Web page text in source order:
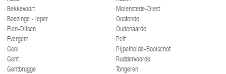
›Bekkevoort
›Boezinge - Ieper
›Elen-Dilsen
›Evergem
›Geel
›Gent
›Gentbrugge
› Molenstede-Diest
›Oostende
›Oudenaarde
›Pelt
›Pijpelheide-Booischot
›Ruddervoorde
›Tongeren